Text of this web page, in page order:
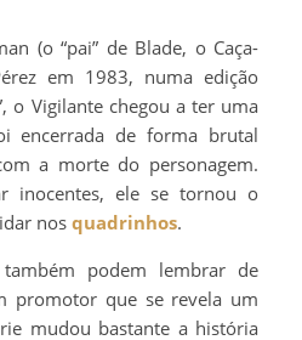
(o “pai” de Blade, o Caça-
em 1983, numa edição
o Vigilante chegou a ter uma
encerrada de forma brutal
a morte do personagem.
inocentes, ele se tornou o
nos quadrinhos.
podem lembrar de
promotor que se revela um
mudou bastante a história